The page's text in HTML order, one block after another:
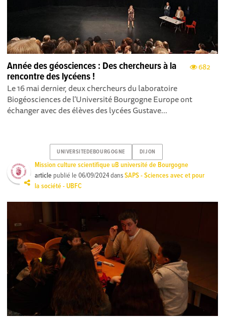
682
Année des géosciences : Des chercheurs à la
rencontre des lycéens !
Le 16 mai dernier, deux chercheurs du laboratoire
Biogéosciences de l'Université Bourgogne Europe ont
échanger avec des élèves des lycées Gustave...
UNIVERSITEDEBOURGOGNE DIJON
Mission culture scientifique uB université de Bourgogne
article publié le06/09/2024dansSAPS - Sciences avec et pour
la société - UBFC